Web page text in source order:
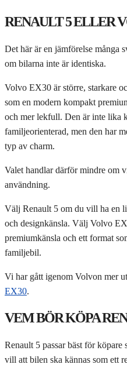
RENAULT 5 ELLER
Det här är en jämförelse många
om bilarna inte är identiska.
Volvo EX30 är större, starkare
som en modern kompakt
och mer lekfull. Den är inte lika
familjeorienterad, men den har
typ av charm.
Valet handlar därför mindre om
användning.
Välj Renault 5 om du vill ha en
och designkänsla. Välj Volvo
premiumkänsla och ett format
familjebil.
Vi har gått igenom Volvon mer
EX30.
VEM BÖR KÖPA
Renault 5 passar bäst för
vill att bilen ska kännas som ett